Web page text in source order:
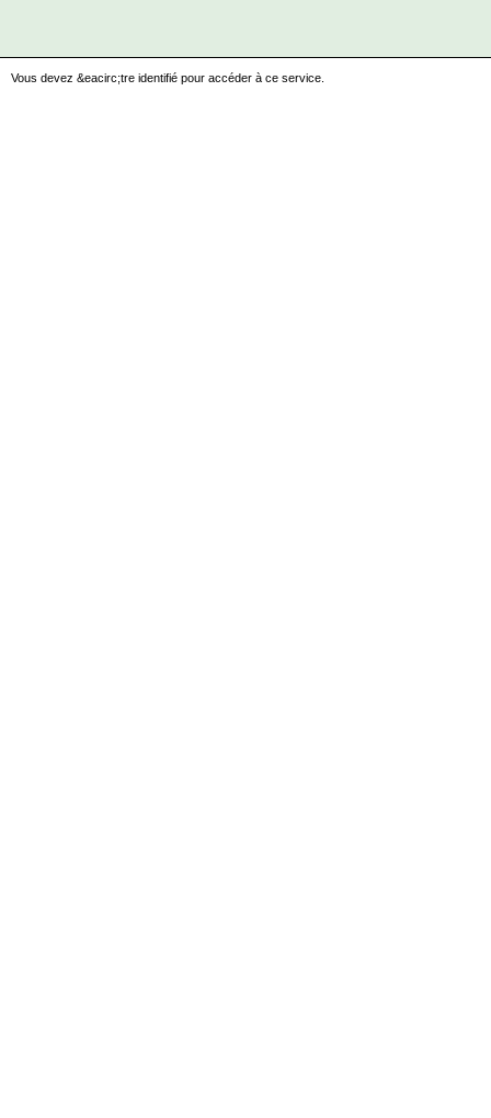
Vous devez &eacirc;tre identifié pour accéder à ce service.